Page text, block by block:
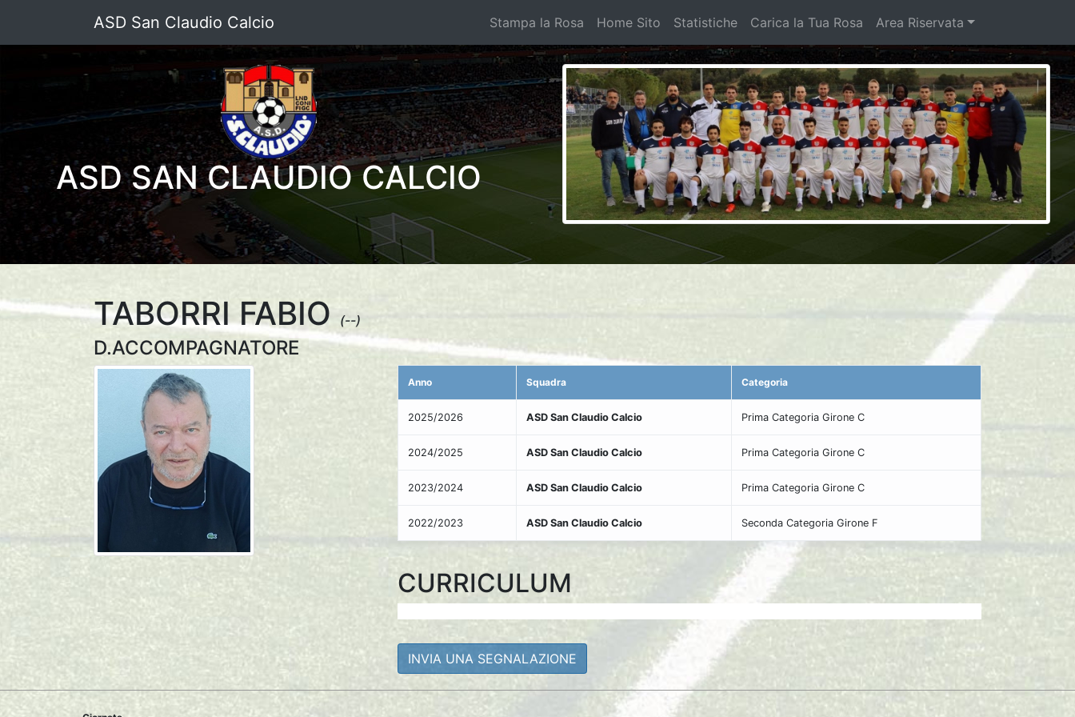
ASD San Claudio Calcio Stampa la Rosa Home Sito Statistiche Carica la Tua Rosa Area Riservata
ASD SAN CLAUDIO CALCIO
TABORRI FABIO(--)
D.ACCOMPAGNATORE
Anno Squadra Categoria
2025/2026 ASD San Claudio Calcio Prima Categoria Girone C
2024/2025 ASD San Claudio Calcio Prima Categoria Girone C
2023/2024 ASD San Claudio Calcio Prima Categoria Girone C
2022/2023 ASD San Claudio Calcio Seconda Categoria Girone F
CURRICULUM
INVIA UNA SEGNALAZIONE